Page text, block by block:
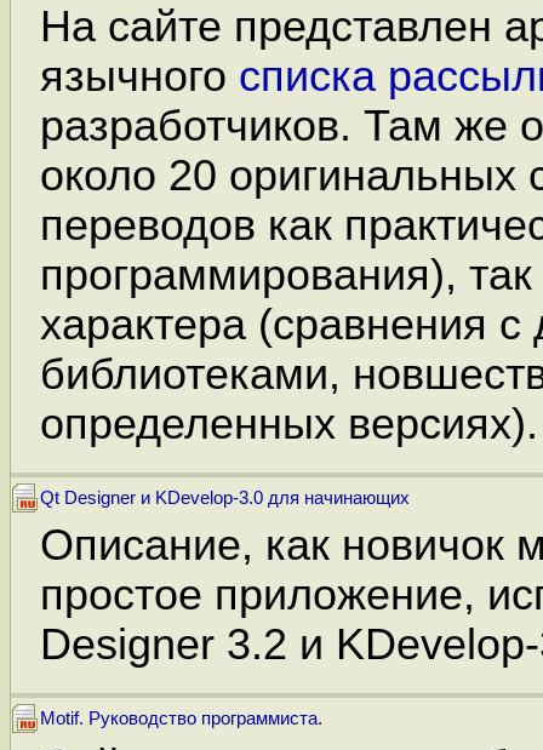
На сайте представлен
язычного списка
разработчиков. Там же
около 20 оригинальных
переводов как
программирования), так
характера (сравнения с
библиотеками,
определенных версиях).
Qt Designer и KDevelop-3.0 для начинающих
Описание, как новичок
простое приложение,
Designer 3.2 и
Motif. Руководство программиста.